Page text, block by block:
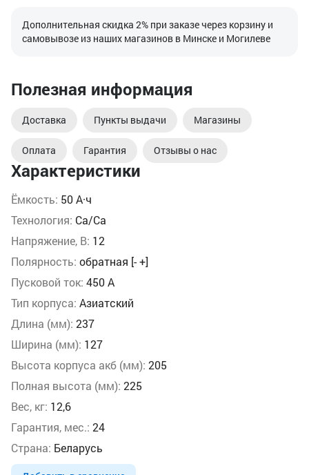
Характеристики
Ёмкость: 50 А·ч
Технология: Ca/Ca
Напряжение, В: 12
Полярность: обратная [- +]
Пусковой ток: 450 А
Тип корпуса: Азиатский
Длина (мм): 237
Ширина (мм): 127
Высота корпуса акб (мм): 205
Полная высота (мм): 225
Вес, кг: 12,6
Гарантия, мес.: 24
Страна: Беларусь
Дополнительная скидка 2% при заказе через корзину и
самовывозе из наших магазинов в Минске и Могилеве
Полезная информация
Доставка Пункты выдачи Магазины
Оплата Гарантия Отзывы о нас